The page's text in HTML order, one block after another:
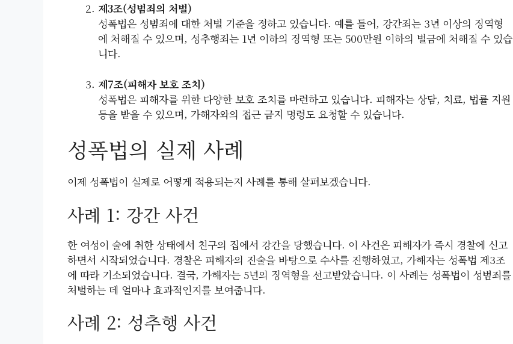
제3조(성범죄의 처벌)
성폭법은 성범죄에 대한 처벌 기준을 정하고 있습니다. 예를 들어, 강간죄는 3년 이상의 징역형
에 처해질 수 있으며, 성추행죄는 1년 이하의 징역형 또는 500만원 이하의 벌금에 처해질 수 있습
니다.
제7조(피해자 보호 조치)
성폭법은 피해자를 위한 다양한 보호 조치를 마련하고 있습니다. 피해자는 상담, 치료, 법률 지원
등을 받을 수 있으며, 가해자와의 접근 금지 명령도 요청할 수 있습니다.
성폭법의 실제 사례
이제 성폭법이 실제로 어떻게 적용되는지 사례를 통해 살펴보겠습니다.
사례 1: 강간 사건
한 여성이 술에 취한 상태에서 친구의 집에서 강간을 당했습니다. 이 사건은 피해자가 즉시 경찰에 신고
하면서 시작되었습니다. 경찰은 피해자의 진술을 바탕으로 수사를 진행하였고, 가해자는 성폭법 제3조
에 따라 기소되었습니다. 결국, 가해자는 5년의 징역형을 선고받았습니다. 이 사례는 성폭법이 성범죄를
처벌하는 데 얼마나 효과적인지를 보여줍니다.
사례 2: 성추행 사건